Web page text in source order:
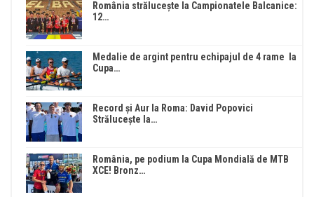
România strălucește la Campionatele Balcanice:
12…
Medalie de argint pentru echipajul de 4 rame la
Cupa…
Record și Aur la Roma: David Popovici
Strălucește la…
România, pe podium la Cupa Mondială de MTB
XCE! Bronz…